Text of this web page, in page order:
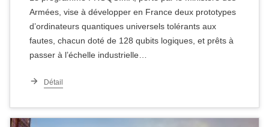
Armées, vise à développer en France deux prototypes
d’ordinateurs quantiques universels tolérants aux
fautes, chacun doté de 128 qubits logiques, et prêts à
passer à l’échelle industrielle…
Détail